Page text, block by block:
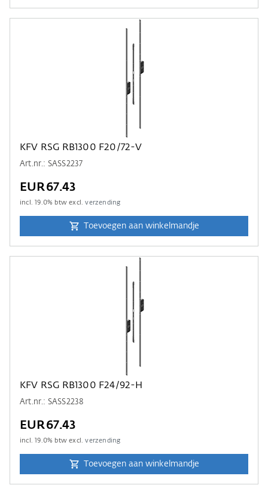
KFV RSG RB1300 F20/72-V
Art.nr.: SASS2237
EUR67.43
incl.19.0% btw excl.verzending
Toevoegen aan winkelmandje
KFV RSG RB1300 F24/92-H
Art.nr.: SASS2238
EUR67.43
incl.19.0% btw excl.verzending
Toevoegen aan winkelmandje